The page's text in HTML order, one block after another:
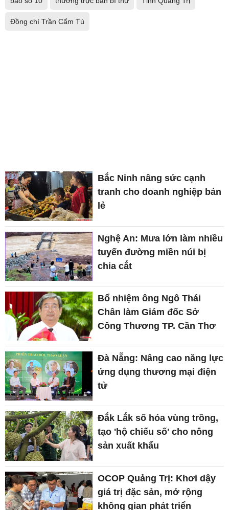
Đồng chí Trần Cẩm Tú
Bắc Ninh nâng sức cạnh
tranh cho doanh nghiệp bán
lẻ
Nghệ An: Mưa lớn làm nhiều
tuyến đường miền núi bị
chia cắt
Bổ nhiệm ông Ngô Thái
Chân làm Giám đốc Sở
Công Thương TP. Cần Thơ
Đà Nẵng: Nâng cao năng lực
ứng dụng thương mại điện
tử
Đắk Lắk số hóa vùng trồng,
tạo 'hộ chiếu số' cho nông
sản xuất khẩu
OCOP Quảng Trị: Khơi dậy
giá trị đặc sản, mở rộng
không gian phát triển